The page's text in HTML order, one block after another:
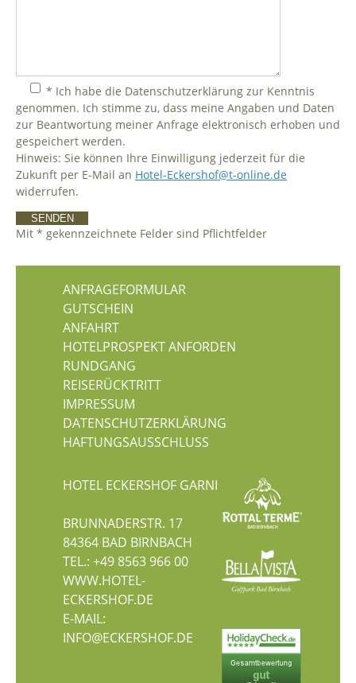
* Ich habe die Datenschutzerklärung zur Kenntnis
genommen. Ich stimme zu, dass meine Angaben und Daten
zur Beantwortung meiner Anfrage elektronisch erhoben und
gespeichert werden.
Hinweis: Sie können Ihre Einwilligung jederzeit für die
Zukunft per E-Mail an Hotel-Eckershof@t-online.de
widerrufen.
Mit * gekennzeichnete Felder sind Pflichtfelder
ANFRAGEFORMULAR
GUTSCHEIN
ANFAHRT
HOTELPROSPEKT ANFORDEN
RUNDGANG
REISERÜCKTRITT
IMPRESSUM
DATENSCHUTZERKLÄRUNG
HAFTUNGSAUSSCHLUSS
HOTEL ECKERSHOF GARNI
BRUNNADERSTR. 17
84364 BAD BIRNBACH
TEL.: +49 8563 966 00
WWW.HOTEL-
ECKERSHOF.DE
E-MAIL:
INFO@ECKERSHOF.DE